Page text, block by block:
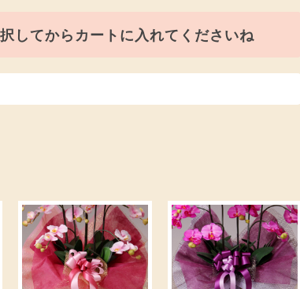
してから カートに入れてくださいね